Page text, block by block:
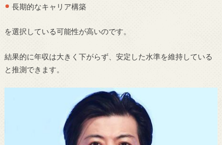
長期的なキャリア構築
を選択している可能性が高いのです。
結果的に年収は大きく下がらず、安定した水準を維持している
と推測できます。